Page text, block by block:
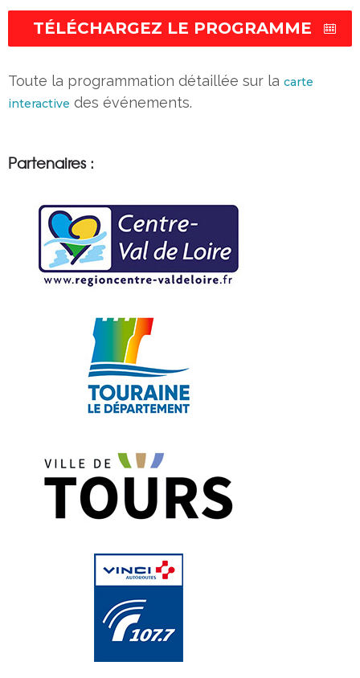
TÉLÉCHARGEZ LE PROGRAMME
Toute la programmation détaillée sur la carte
interactive des événements.
Partenaires :